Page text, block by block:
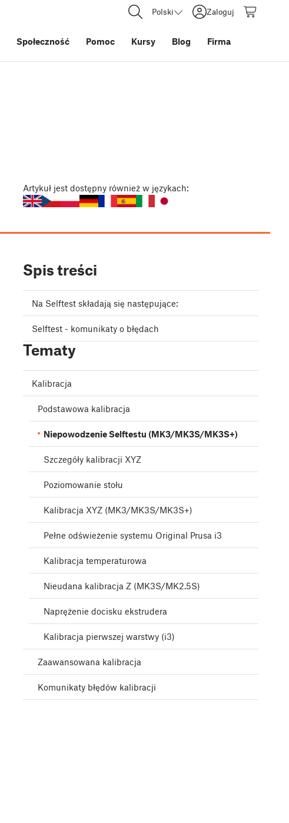
Polski Zaloguj
Społeczność Pomoc Kursy Blog Firma
Artykuł jest dostępny również w językach:
Spis treści
Na Selftest składają się następujące:
Selftest - komunikaty o błędach
Tematy
Kalibracja
Podstawowa kalibracja
Niepowodzenie Selftestu (MK3/MK3S/MK3S+)
Szczegóły kalibracji XYZ
Poziomowanie stołu
Kalibracja XYZ (MK3/MK3S/MK3S+)
Pełne odświeżenie systemu Original Prusa i3
Kalibracja temperaturowa
Nieudana kalibracja Z (MK3S/MK2.5S)
Naprężenie docisku ekstrudera
Kalibracja pierwszej warstwy (i3)
Zaawansowana kalibracja
Komunikaty błędów kalibracji